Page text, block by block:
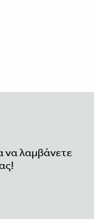
να λαμβάνετε